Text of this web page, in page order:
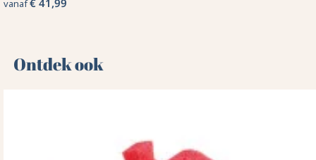
vanaf€ 41,99
Ontdek ook 🌻